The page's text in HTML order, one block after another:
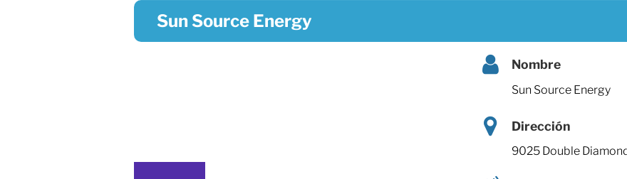
Sun Source Energy
Nombre
Sun Source Energy
Dirección
9025 Double